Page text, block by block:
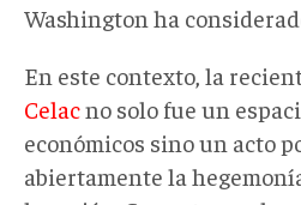
Washington ha
En este contexto, la
Celacno solo fue un
económicos sino un acto
abiertamente la